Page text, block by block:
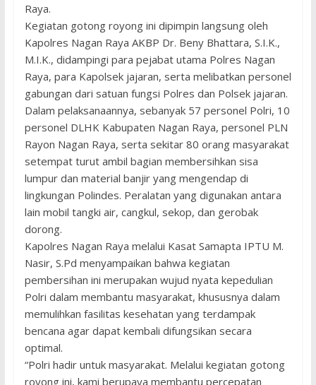
Raya.
Kegiatan gotong royong ini dipimpin langsung oleh
Kapolres Nagan Raya AKBP Dr. Beny Bhattara, S.I.K.,
M.I.K., didampingi para pejabat utama Polres Nagan
Raya, para Kapolsek jajaran, serta melibatkan personel
gabungan dari satuan fungsi Polres dan Polsek jajaran.
Dalam pelaksanaannya, sebanyak 57 personel Polri, 10
personel DLHK Kabupaten Nagan Raya, personel PLN
Rayon Nagan Raya, serta sekitar 80 orang masyarakat
setempat turut ambil bagian membersihkan sisa
lumpur dan material banjir yang mengendap di
lingkungan Polindes. Peralatan yang digunakan antara
lain mobil tangki air, cangkul, sekop, dan gerobak
dorong.
Kapolres Nagan Raya melalui Kasat Samapta IPTU M.
Nasir, S.Pd menyampaikan bahwa kegiatan
pembersihan ini merupakan wujud nyata kepedulian
Polri dalam membantu masyarakat, khususnya dalam
memulihkan fasilitas kesehatan yang terdampak
bencana agar dapat kembali difungsikan secara
optimal.
“Polri hadir untuk masyarakat. Melalui kegiatan gotong
royong ini, kami berupaya membantu percepatan